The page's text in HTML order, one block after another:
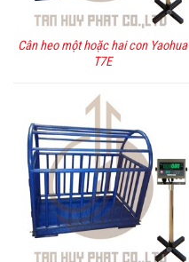
Cân heo một hoặc hai con Yaohua
T7E